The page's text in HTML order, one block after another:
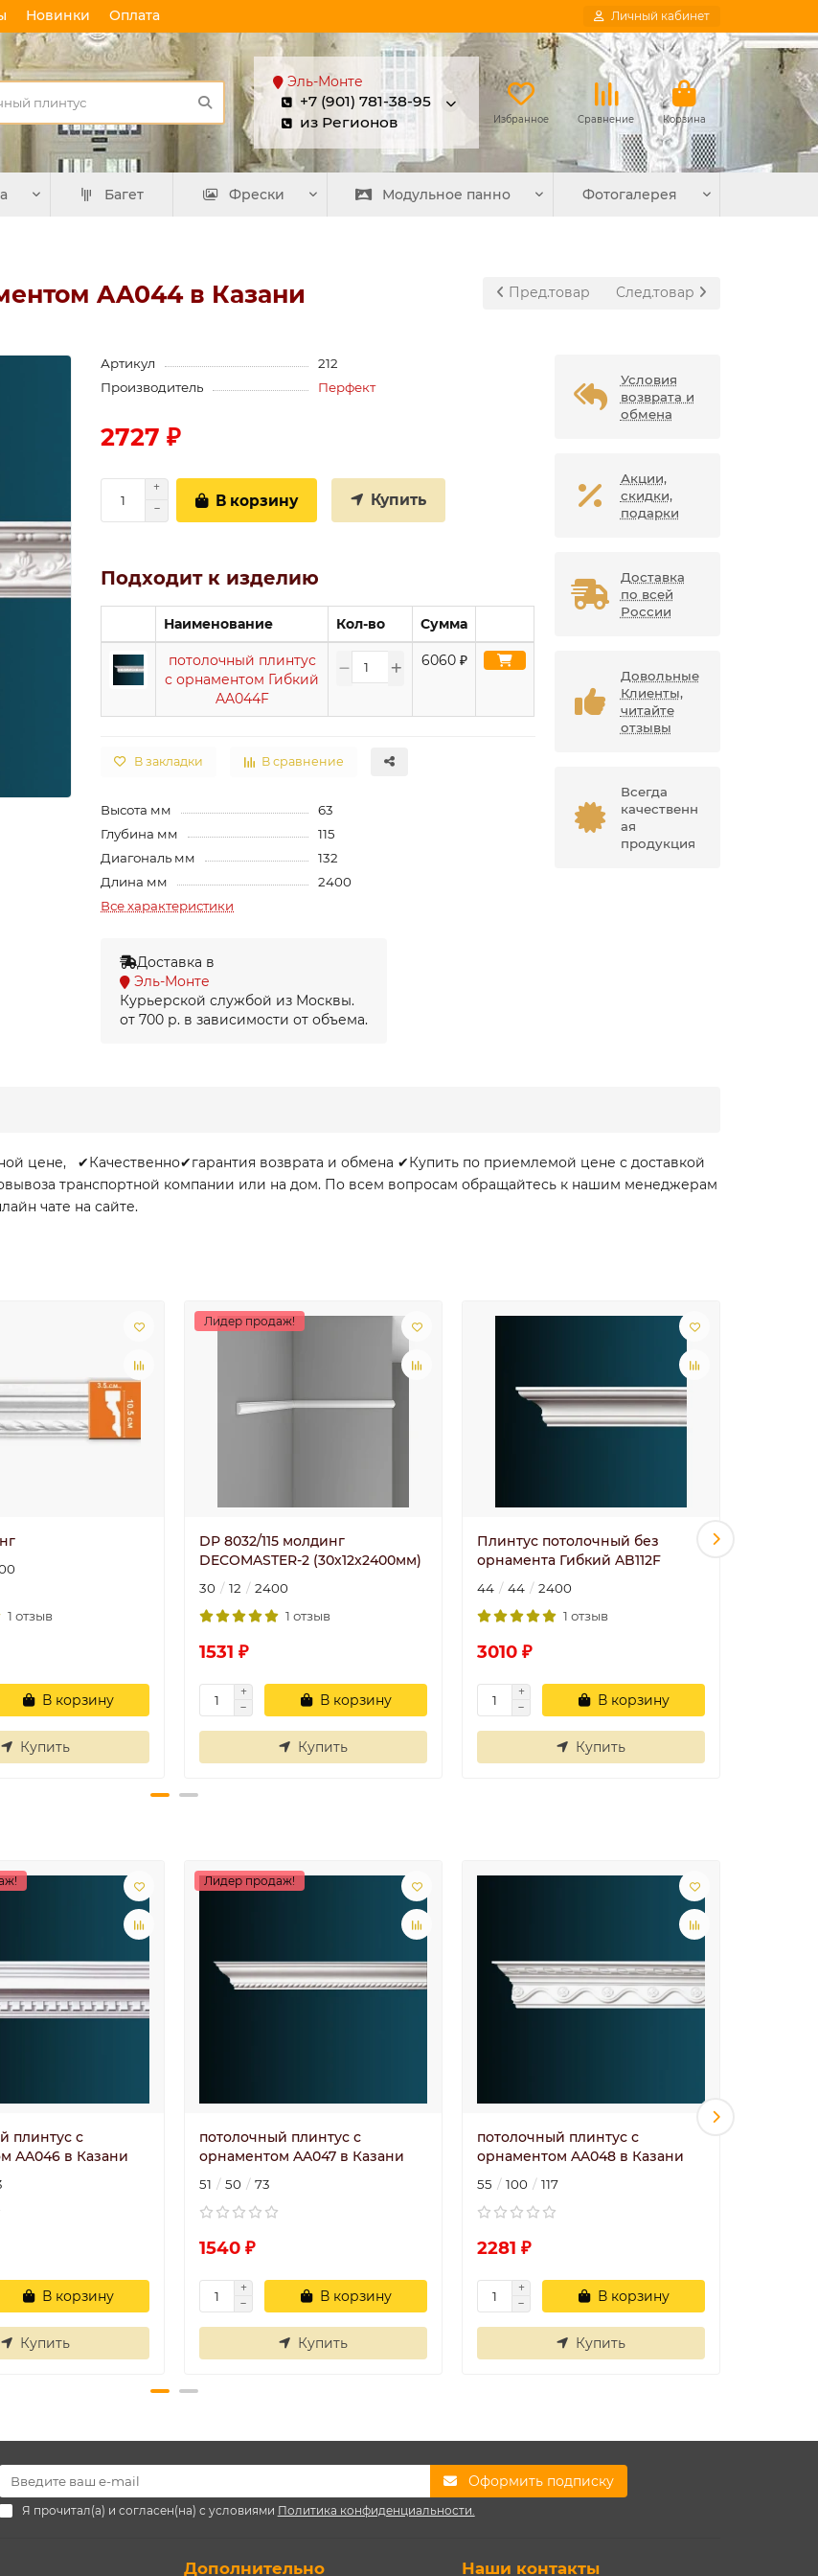
Новинки Оплата Личный кабинет
Эль-Монте
+7 (901) 781-38-95
из Регионов
Избранное Сравнение Корзина
Багет Фрески Модульное панно Фотогалерея
Пред.товар След.товар
AA044 в Казани
Артикул
212
Производитель
Перфект
2727 ₽
В корзину Купить
Подходит к изделию
Наименование Кол-во Сумма
потолочный плинтус
с орнаментом Гибкий
AA044F
6060₽
В закладки В сравнение
Высота мм
63
Глубина мм
115
Диагональ мм
132
Длина мм
2400
Все характеристики
Доставка в
Эль-Монте
Курьерской службой из Москвы.
от 700 р. в зависимости от объема.
Условия
возврата и
обмена
Акции,
скидки,
подарки
Доставка
по всей
России
Довольные
Клиенты,
читайте
отзывы
Всегда
качественн
ая
продукция
цене, ✔Качественно✔гарантия возврата и обмена ✔Купить по приемлемой цене с доставкой
транспортной компании или на дом. По всем вопросам обращайтесь к нашим менеджерам
чате на сайте.
1 отзыв
В корзину
Купить
Лидер продаж!
DP 8032/115 молдинг
DECOMASTER-2 (30х12x2400мм)
30 12
2400
1 отзыв
1531 ₽
В корзину
Купить
Плинтус потолочный без
орнамента Гибкий AB112F
44 44
2400
1 отзыв
3010 ₽
В корзину
Купить
плинтус с
AA046 в Казани
В корзину
Купить
Лидер продаж!
потолочный плинтус с
орнаментом AA047 в Казани
51 50 73
1540 ₽
В корзину
Купить
потолочный плинтус с
орнаментом AA048 в Казани
55 100 117
2281 ₽
В корзину
Купить
Оформить подписку
Я прочитал(а) и согласен(на) с условиями Политика конфиденциальности.
Дополнительно Наши контакты